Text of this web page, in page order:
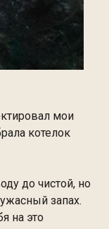
мои
котелок
до чистой, но
запах.
на это